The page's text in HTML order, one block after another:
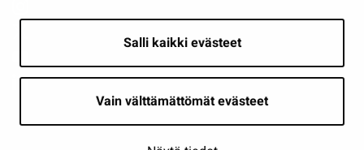
Salli kaikki evästeet
Vain välttämättömät evästeet